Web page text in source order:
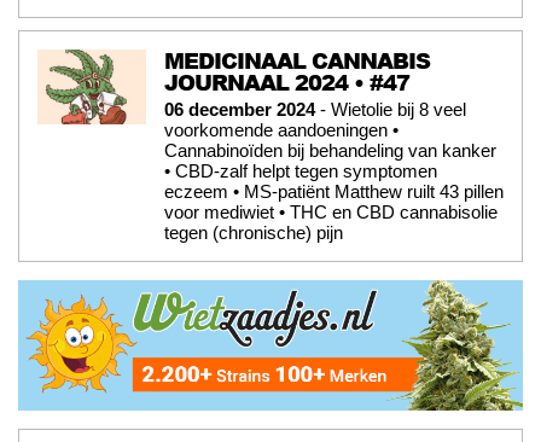
MEDICINAAL CANNABIS
JOURNAAL 2024 • #47
06 december 2024- Wietolie bij 8 veel
voorkomende aandoeningen •
Cannabinoïden bij behandeling van kanker
• CBD-zalf helpt tegen symptomen
eczeem • MS-patiënt Matthew ruilt 43 pillen
voor mediwiet • THC en CBD cannabisolie
tegen (chronische) pijn